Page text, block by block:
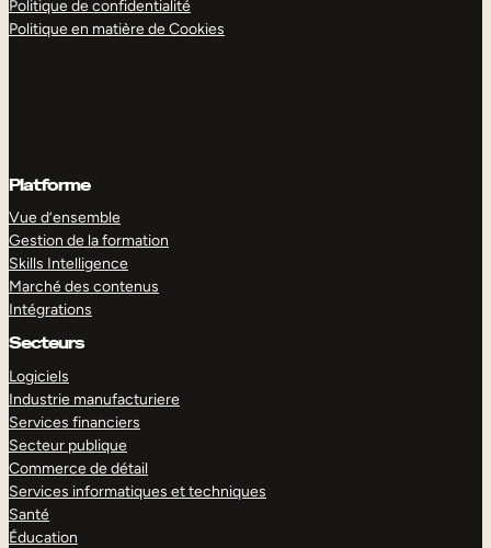
Politique de confidentialité
Politique en matière de Cookies
Platforme
Vue d’ensemble
Gestion de la formation
Skills Intelligence
Marché des contenus
Intégrations
Secteurs
Logiciels
Industrie manufacturiere
Services financiers
Secteur publique
Commerce de détail
Services informatiques et techniques
Santé
Éducation